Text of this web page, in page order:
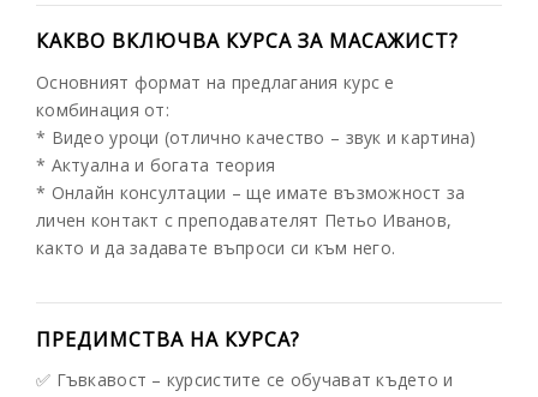
КАКВО ВКЛЮЧВА КУРСА ЗА МАСАЖИСТ?
Основният формат на предлагания курс е
комбинация от:
* Видео уроци (отлично качество – звук и картина)
* Актуална и богата теория
* Онлайн консултации – ще имате възможност за
личен контакт с преподавателят Петьо Иванов,
както и да задавате въпроси си към него.
ПРЕДИМСТВА НА КУРСА?
✅ Гъвкавост – курсистите се обучават където и